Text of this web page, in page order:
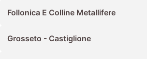
Follonica E Colline Metallifere
Grosseto - Castiglione